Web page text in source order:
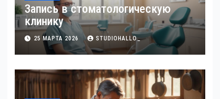
Запись в стоматологическую
клинику
25 МАРТА 2026 STUDIOHALLO_